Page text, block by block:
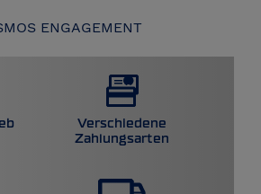
ENGAGEMENT
Verschiedene
Zahlungsarten